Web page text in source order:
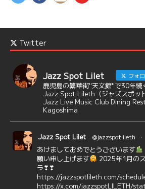
Twitter
Jazz Spot Lilet フォ
鹿児島の繁華街"天文館"で30年続
Jazz Spot Lileth（ジャズスポッ
Jazz Live Music Club Dining
Kagoshima
Jazz Spot Lilet @jazzspotlileth ·
あけましておめでとうございます
願い申し上げます
2025年1月の
ラ❣❣
https://jazzspotlileth.com/
https://x.com/jazzspotLILETH/